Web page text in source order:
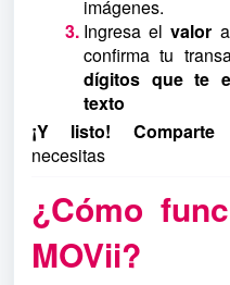
imágenes.
Ingresa elvalor
confirma tu
dígitos que te
texto
¡Y listo!
necesitas
¿Cómo
MOVii?